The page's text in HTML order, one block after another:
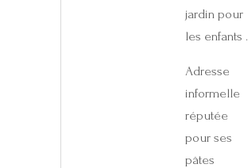
jardin pour
les enfants .
Adresse
informelle
réputée
pour ses
pâtes